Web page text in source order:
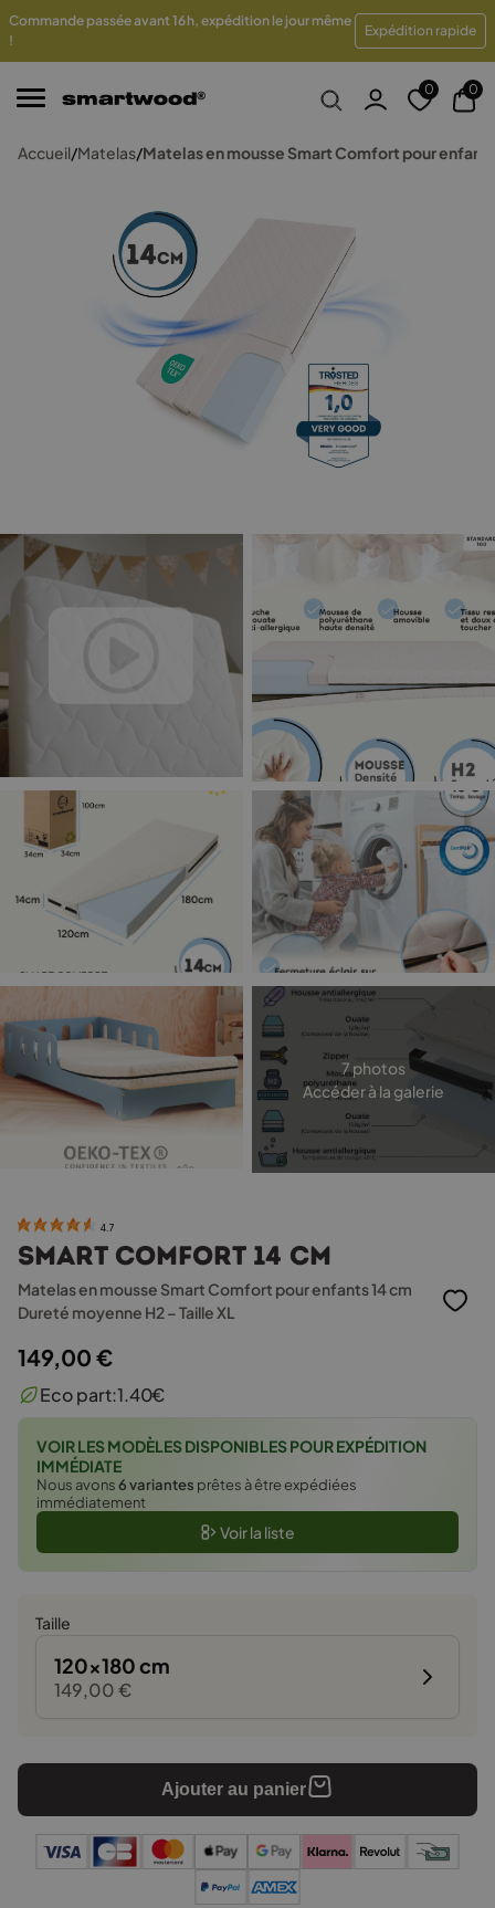
Commande passée avant 16 h, expédition le jour même
!
Expédition rapide
en 48 heures Retours sous 100 jours Garantie
0 0
Accueil/Matelas/Matelas en mousse Smart Comfort pour
7 photos
Accéder à la galerie
4.7
Smart Comfort 14 cm
Matelas en mousse Smart Comfort pour enfants 14 cm
Dureté moyenne H2 – Taille XL
149,00 €
Eco part:1.40€
VOIR LES MODÈLES DISPONIBLES POUR EXPÉDITION
IMMÉDIATE
Nous avons6 variantes prêtes à être expédiées
immédiatement
Voir la liste
Taille
120x180 cm
149,00€
Ajouter au panier